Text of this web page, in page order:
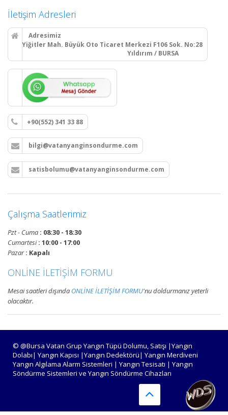
Devamını Oku
Bursa Yangın Alarm ve Algılama
Paneli Çeşitleri
satışı, yangın algılama panelleri
projelendirme, montaj ve
periyodik teknik servis
hizmetleri.
Devamını Oku
projelendirme, duman, ısı,
panelleri ve yangın butonları
Devamını Oku
Bursa Yangın Tüpü Satışı,
Dolumu ve Periyodik Bakım
Hizmetleri
TSE standartlarında 6 kg, 12 kg,
50 kg KKT tozlu, köpüklü, CO2
İletişim Adresleri
Adresimiz
Yiğitler Mah. Büyük Oto Ticaret Merkezi F106 Sok. No:28
Yıldırım / BURSA
+90(552) 341 33 88
bilgi@vatanyanginsondurme.com
satisbolumu@vatanyanginsondurme.com
Çalışma Saatlerimiz
Pzt - Cuma : 08:30 - 18:30
Cumartesi: 10:00 - 17:00
Pazar: Kapalı
ONLİNE İLETİŞİM FORMU
Mesai saatleri dışında ONLİNE İLETİŞİM FORMU'nu doldurmanız yeterli
olacaktır.
© @Bursa Vatan Grup Yangın Tüpü Dolumu, Satışı |Yangın
Dolabı| Yangın Kapısı |Yangın Dedektörü| Yangın Merdiveni
Yangın Algılama Alarm Sistemleri | Yangın Tesisatı | Yangın
Söndürme Sistemleri ve Yangın Söndürme Cihazları